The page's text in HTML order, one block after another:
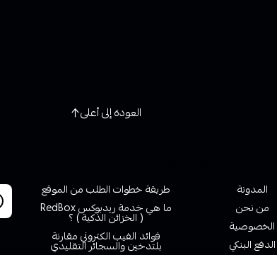
العودة إلى أعلى
المدونة
من نحن
الخصوصية
الدفع البنكي
طريقة خطوات الطلب من الموقع
ما هي خدمة ريدبوكس RedBox
( الخزائن الذكية ) ؟
فوائد الفيب الكتروني مقارنة
بلتدخين والسجائر التقليدي